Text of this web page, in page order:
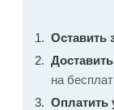
Оставить
на
Оплатить